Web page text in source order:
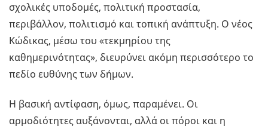
σχολικές υποδομές, πολιτική προστασία,
περιβάλλον, πολιτισμό και τοπική ανάπτυξη. Ο νέος
Κώδικας, μέσω του «τεκμηρίου της
καθημερινότητας», διευρύνει ακόμη περισσότερο το
πεδίο ευθύνης των δήμων.
Η βασική αντίφαση, όμως, παραμένει. Οι
αρμοδιότητες αυξάνονται, αλλά οι πόροι και η